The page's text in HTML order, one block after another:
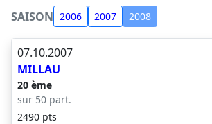
SAISON 2006 2007 2008
07.10.2007
MILLAU
20 ème
sur 50 part.
2490 pts